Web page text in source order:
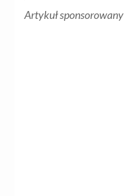
Artykuł sponsorowany